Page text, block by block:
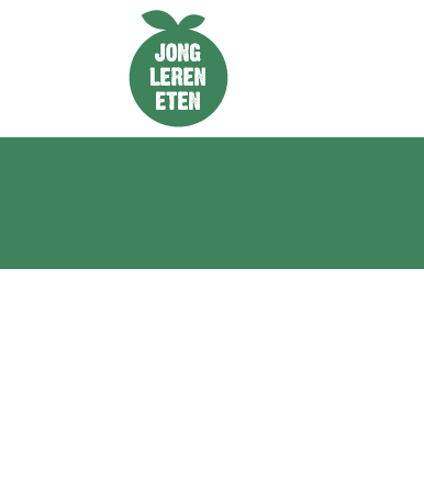
Naar de homepage van Jong Leren Eten